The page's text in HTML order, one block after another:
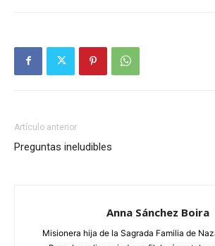
Artículo anterior
Preguntas ineludibles
Anna Sánchez Boira
Misionera hija de la Sagrada Familia de